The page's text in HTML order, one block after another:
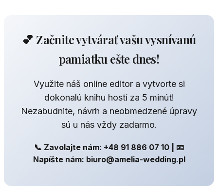
💕 Začnite vytvárať vašu vysnívanú
pamiatku ešte dnes!
Využite náš online editor a vytvorte si
dokonalú knihu hostí za 5 minút!
Nezabudnite, návrh a neobmedzené úpravy
sú u nás vždy zadarmo.
📞 Zavolajte nám: +48 91 886 07 10 | 📧
Napíšte nám: biuro@amelia-wedding.pl